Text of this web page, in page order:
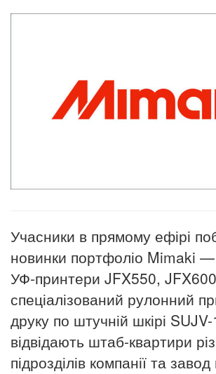
Учасники в прямому ефірі
новинки портфоліо Mimaki
УФ-принтери JFX550, JFX600
спеціалізований рулонний
друку по штучній шкірі
відвідають штаб-квартири
підрозділів компанії та завод